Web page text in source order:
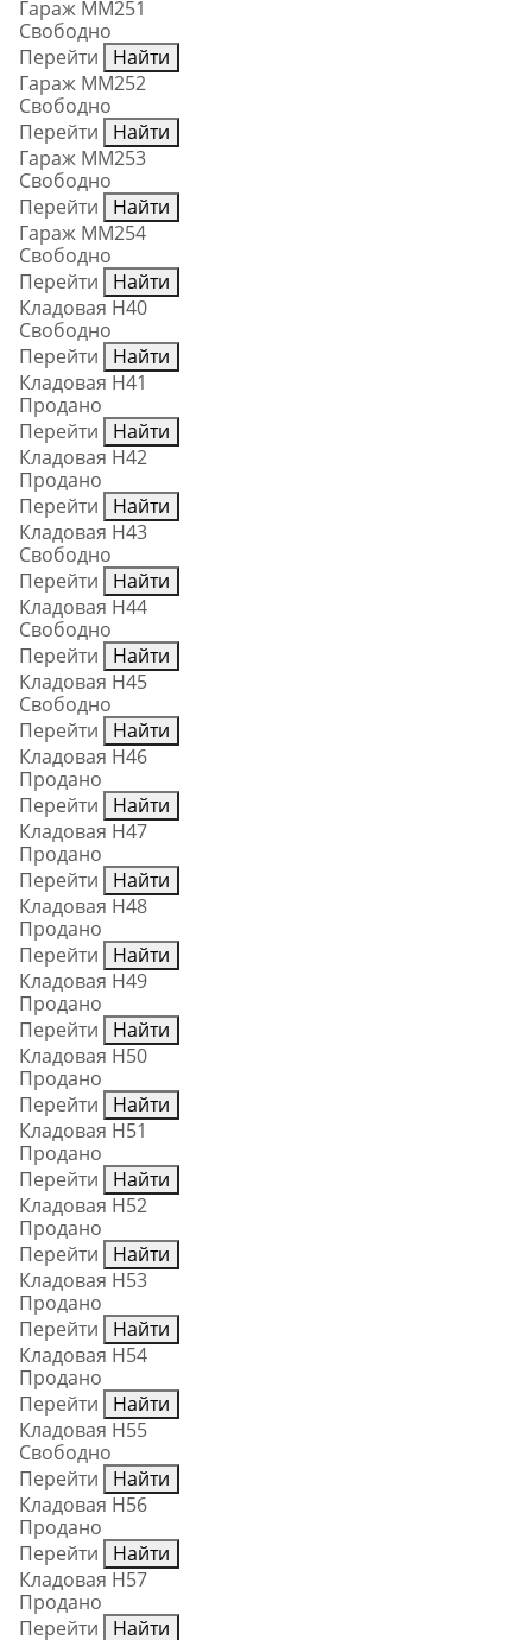
Гараж ММ251
Свободно
Перейти
Найти
Гараж ММ252
Свободно
Перейти
Найти
Гараж ММ253
Свободно
Перейти
Найти
Гараж ММ254
Свободно
Перейти
Найти
Кладовая Н40
Свободно
Перейти
Найти
Кладовая Н41
Продано
Перейти
Найти
Кладовая Н42
Продано
Перейти
Найти
Кладовая Н43
Свободно
Перейти
Найти
Кладовая Н44
Свободно
Перейти
Найти
Кладовая Н45
Свободно
Перейти
Найти
Кладовая Н46
Продано
Перейти
Найти
Кладовая Н47
Продано
Перейти
Найти
Кладовая Н48
Продано
Перейти
Найти
Кладовая Н49
Продано
Перейти
Найти
Кладовая Н50
Продано
Перейти
Найти
Кладовая Н51
Продано
Перейти
Найти
Кладовая Н52
Продано
Перейти
Найти
Кладовая Н53
Продано
Перейти
Найти
Кладовая Н54
Продано
Перейти
Найти
Кладовая Н55
Свободно
Перейти
Найти
Кладовая Н56
Продано
Перейти
Найти
Кладовая Н57
Продано
Перейти
Найти